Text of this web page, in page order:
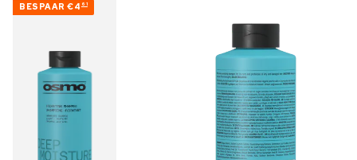
BESPAAR €4 61